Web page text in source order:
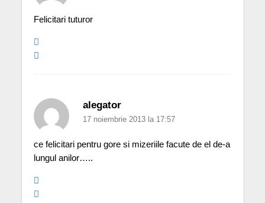
Felicitari tuturor
alegator
17 noiembrie 2013 la 17:57
ce felicitari pentru gore si mizeriile facute de el de-a
lungul anilor…..